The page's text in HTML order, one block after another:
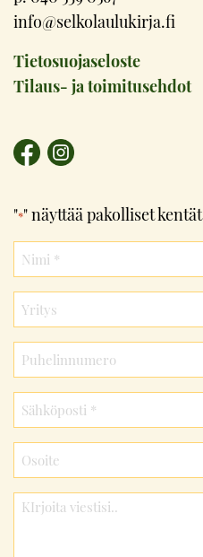
info@selkolaulukirja.fi
Tietosuojaseloste
Tilaus- ja toimitusehdot
"*" näyttää pakolliset kentät